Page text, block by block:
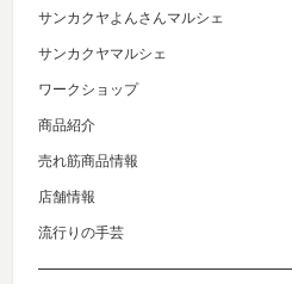
サンカクヤよんさんマルシェ
サンカクヤマルシェ
ワークショップ
商品紹介
売れ筋商品情報
店舗情報
流行りの手芸